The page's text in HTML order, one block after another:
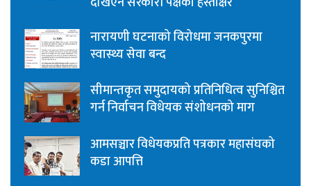
नारायणी घटनाको विरोधमा जनकपुरमा
स्वास्थ्य सेवा बन्द
सीमान्तकृत समुदायको प्रतिनिधित्व सुनिश्चित
गर्न निर्वाचन विधेयक संशोधनको माग
आमसञ्चार विधेयकप्रति पत्रकार महासंघको
कडा आपत्ति